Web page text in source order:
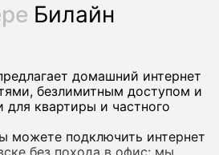
Билайн
домашний интернет
безлимитным доступом и
квартиры и частного
можете подключить интернет
без похода в офис: мы